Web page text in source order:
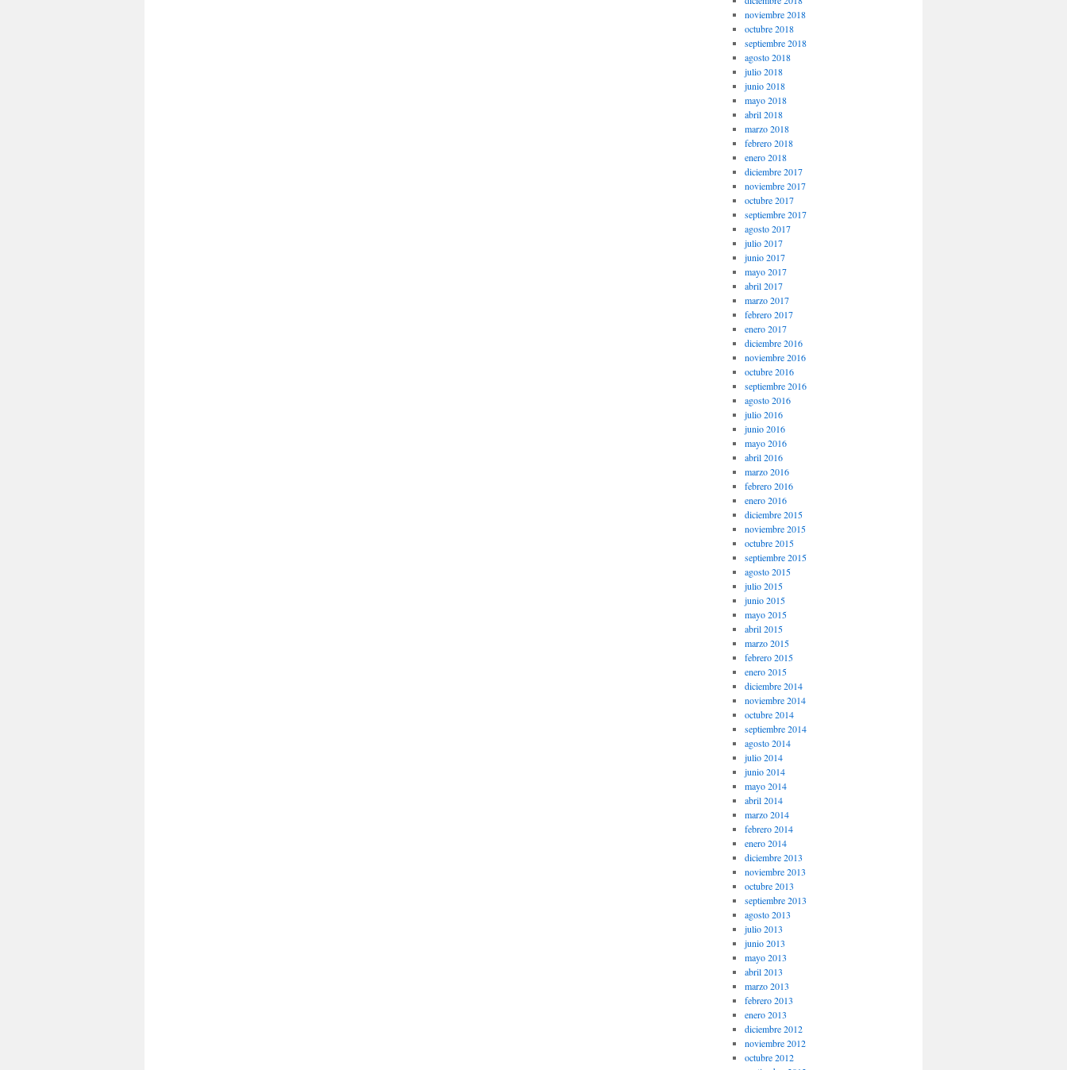
noviembre 2018
octubre 2018
septiembre 2018
agosto 2018
julio 2018
junio 2018
mayo 2018
abril 2018
marzo 2018
febrero 2018
enero 2018
diciembre 2017
noviembre 2017
octubre 2017
septiembre 2017
agosto 2017
julio 2017
junio 2017
mayo 2017
abril 2017
marzo 2017
febrero 2017
enero 2017
diciembre 2016
noviembre 2016
octubre 2016
septiembre 2016
agosto 2016
julio 2016
junio 2016
mayo 2016
abril 2016
marzo 2016
febrero 2016
enero 2016
diciembre 2015
noviembre 2015
octubre 2015
septiembre 2015
agosto 2015
julio 2015
junio 2015
mayo 2015
abril 2015
marzo 2015
febrero 2015
enero 2015
diciembre 2014
noviembre 2014
octubre 2014
septiembre 2014
agosto 2014
julio 2014
junio 2014
mayo 2014
abril 2014
marzo 2014
febrero 2014
enero 2014
diciembre 2013
noviembre 2013
octubre 2013
septiembre 2013
agosto 2013
julio 2013
junio 2013
mayo 2013
abril 2013
marzo 2013
febrero 2013
enero 2013
diciembre 2012
noviembre 2012
octubre 2012